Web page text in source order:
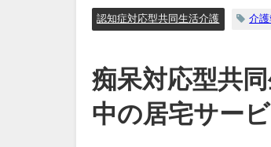
認知症対応型共同生活介護 介護
痴呆対応型共
中の居宅サー